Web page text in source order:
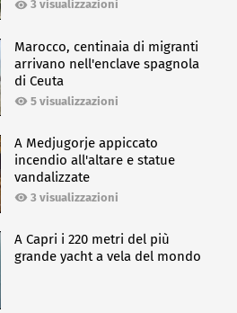
3 visualizzazioni
Marocco, centinaia di migranti
arrivano nell'enclave spagnola
di Ceuta
5 visualizzazioni
A Medjugorje appiccato
incendio all'altare e statue
vandalizzate
3 visualizzazioni
A Capri i 220 metri del più
grande yacht a vela del mondo